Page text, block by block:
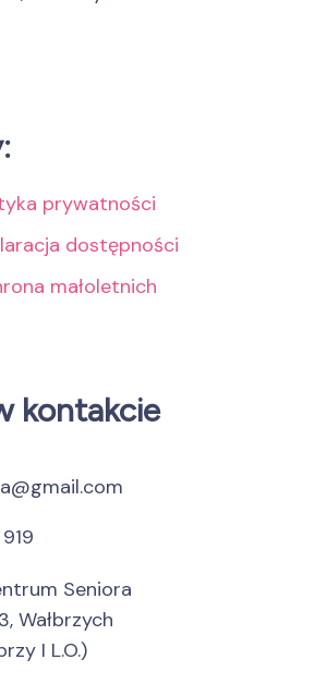
prywatności
dostępności
małoletnich
kontakcie
Seniora
Wałbrzych
I L.O.)